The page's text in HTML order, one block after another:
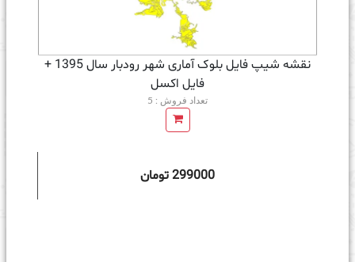
نقشه شیپ فایل بلوک آماری شهر رودبار سال 1395 +
فايل اكسل
تعداد فروش : 5
299000 تومان